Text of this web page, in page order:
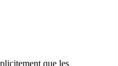
que les